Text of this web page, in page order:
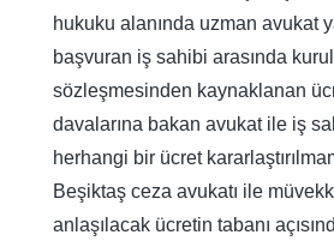
hukuku alanında uzman avukat
başvuran iş sahibi arasında
sözleşmesinden kaynaklanan
davalarına bakan avukat ile iş
herhangi bir ücret
Beşiktaş ceza avukatı ile
anlaşılacak ücretin tabanı